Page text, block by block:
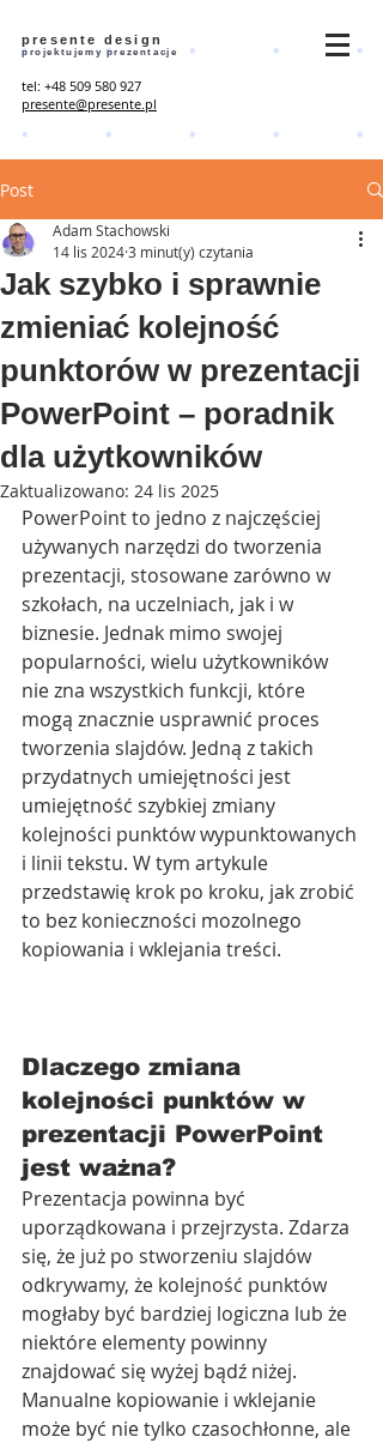
presente design
projektujemy prezentacje
tel: +48 509 580 927
presente@presente.pl
Post
Jak szybko i sprawnie
zmieniać kolejność
punktorów w prezentacji
PowerPoint – poradnik
dla użytkowników
Adam Stachowski
14 lis 20243 minut(y) czytania
Zaktualizowano: 24 lis 2025
PowerPoint to jedno z najczęściej
używanych narzędzi do tworzenia
prezentacji, stosowane zarówno w
szkołach, na uczelniach, jak i w
biznesie. Jednak mimo swojej
popularności, wielu użytkowników
nie zna wszystkich funkcji, które
mogą znacznie usprawnić proces
tworzenia slajdów. Jedną z takich
przydatnych umiejętności jest
umiejętność szybkiej zmiany
kolejności punktów wypunktowanych
i linii tekstu. W tym artykule
przedstawię krok po kroku, jak zrobić
to bez konieczności mozolnego
kopiowania i wklejania treści.
Dlaczego zmiana
kolejności punktów w
prezentacji PowerPoint
jest ważna?
Prezentacja powinna być
uporządkowana i przejrzysta. Zdarza
się, że już po stworzeniu slajdów
odkrywamy, że kolejność punktów
mogłaby być bardziej logiczna lub że
niektóre elementy powinny
znajdować się wyżej bądź niżej.
Manualne kopiowanie i wklejanie
może być nie tylko czasochłonne, ale